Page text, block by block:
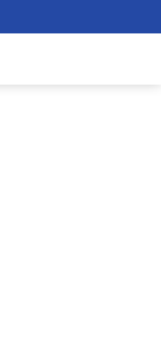
Gegerkan